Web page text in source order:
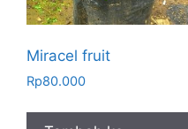
Miracel fruit
Rp80.000